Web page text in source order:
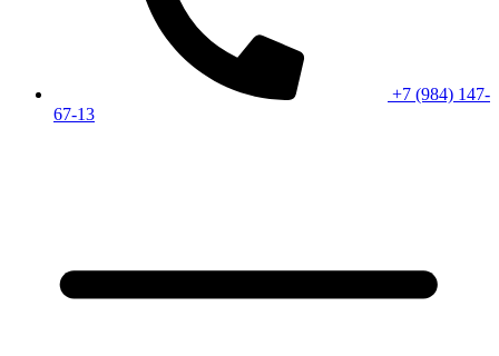
+7 (984) 147-
67-13